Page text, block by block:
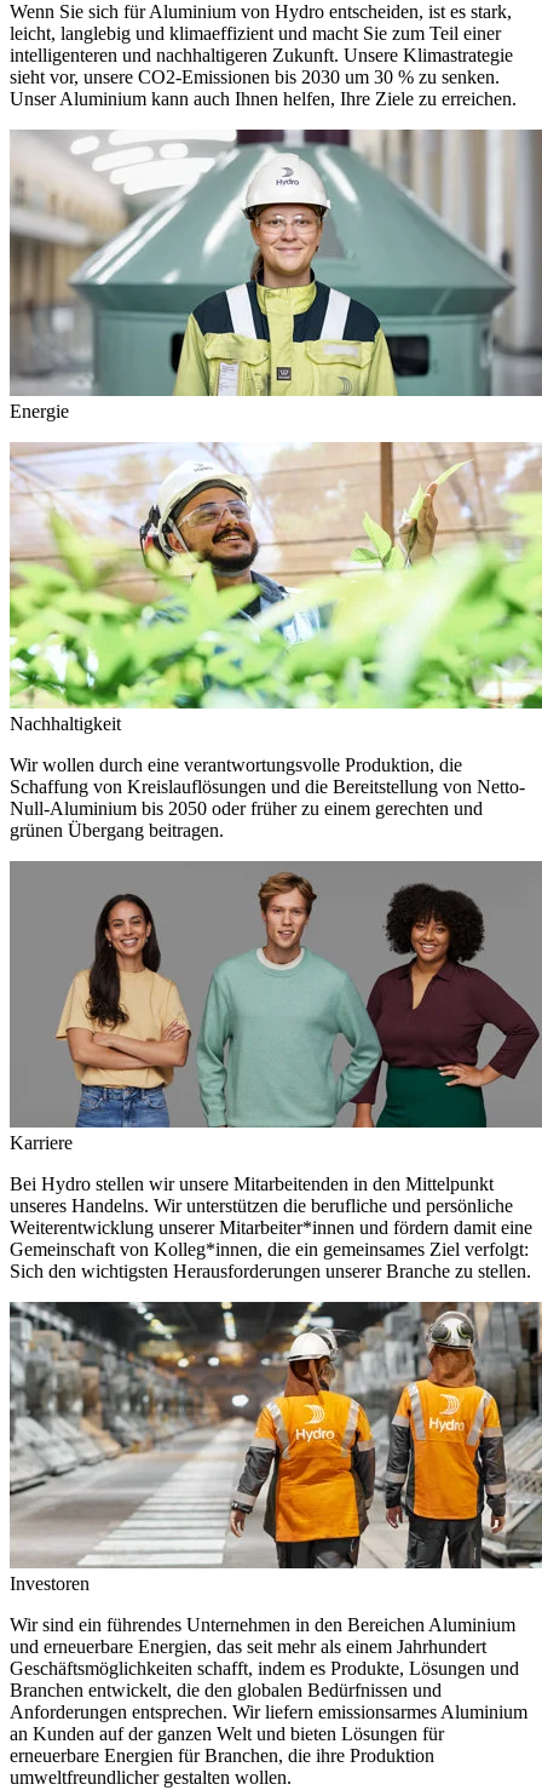
Wenn Sie sich für Aluminium von Hydro entscheiden, ist es stark,
leicht, langlebig und klimaeffizient und macht Sie zum Teil einer
intelligenteren und nachhaltigeren Zukunft. Unsere Klimastrategie
sieht vor, unsere CO2-Emissionen bis 2030 um 30 % zu senken.
Unser Aluminium kann auch Ihnen helfen, Ihre Ziele zu erreichen.
Energie
Nachhaltigkeit
Wir wollen durch eine verantwortungsvolle Produktion, die
Schaffung von Kreislauflösungen und die Bereitstellung von Netto-
Null-Aluminium bis 2050 oder früher zu einem gerechten und
grünen Übergang beitragen.
Karriere
Bei Hydro stellen wir unsere Mitarbeitenden in den Mittelpunkt
unseres Handelns. Wir unterstützen die berufliche und persönliche
Weiterentwicklung unserer Mitarbeiter*innen und fördern damit eine
Gemeinschaft von Kolleg*innen, die ein gemeinsames Ziel verfolgt:
Sich den wichtigsten Herausforderungen unserer Branche zu stellen.
Investoren
Wir sind ein führendes Unternehmen in den Bereichen Aluminium
und erneuerbare Energien, das seit mehr als einem Jahrhundert
Geschäftsmöglichkeiten schafft, indem es Produkte, Lösungen und
Branchen entwickelt, die den globalen Bedürfnissen und
Anforderungen entsprechen. Wir liefern emissionsarmes Aluminium
an Kunden auf der ganzen Welt und bieten Lösungen für
erneuerbare Energien für Branchen, die ihre Produktion
umweltfreundlicher gestalten wollen.